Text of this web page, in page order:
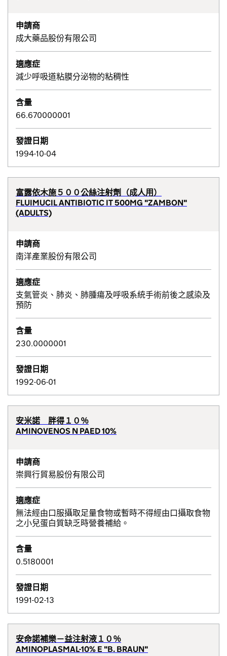
申請商
成大藥品股份有限公司
適應症
減少呼吸道粘膜分泌物的粘稠性
含量
66.670000001
發證日期
1994-10-04
富露依木施５００公絲注射劑（成人用）
FLUIMUCIL ANTIBIOTIC IT 500MG "ZAMBON"
(ADULTS)
申請商
南洋產業股份有限公司
適應症
支氣管炎、肺炎、肺腫瘍及呼吸系統手術前後之感染及
預防
含量
230.0000001
發證日期
1992-06-01
安米諾 胖得１０％
AMINOVENOS N PAED 10%
申請商
崇興行貿易股份有限公司
適應症
無法經由口服攝取足量食物或暫時不得經由口攝取食物
之小兒蛋白質缺乏時營養補給。
含量
0.5180001
發證日期
1991-02-13
安命諾補樂－益注射液１０％
AMINOPLASMAL-10% E "B. BRAUN"